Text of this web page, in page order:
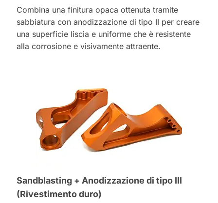
Combina una finitura opaca ottenuta tramite
sabbiatura con anodizzazione di tipo II per creare
una superficie liscia e uniforme che è resistente
alla corrosione e visivamente attraente.
Sandblasting + Anodizzazione di tipo III
(Rivestimento duro)